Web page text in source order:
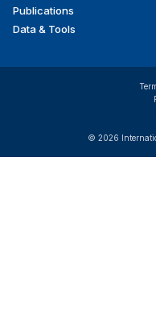
Publications
Data & Tools
© 2026